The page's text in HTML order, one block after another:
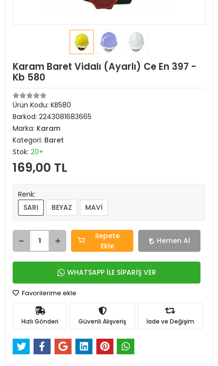
Karam Baret Vidalı (Ayarlı) Ce En 397 -
Kb 580
Ürün Kodu: KB580
Barkod: 2243081683665
Marka: Karam
Kategori: Baret
Stok: 20+
169,00 TL
Renk:
SARI
BEYAZ MAVİ
Sepete
Ekle
Hemen Al
WHATSAPP İLE SİPARİŞ VER
Favorilerime ekle
Hızlı Gönderi Güvenli Alışveriş İade ve Değişim